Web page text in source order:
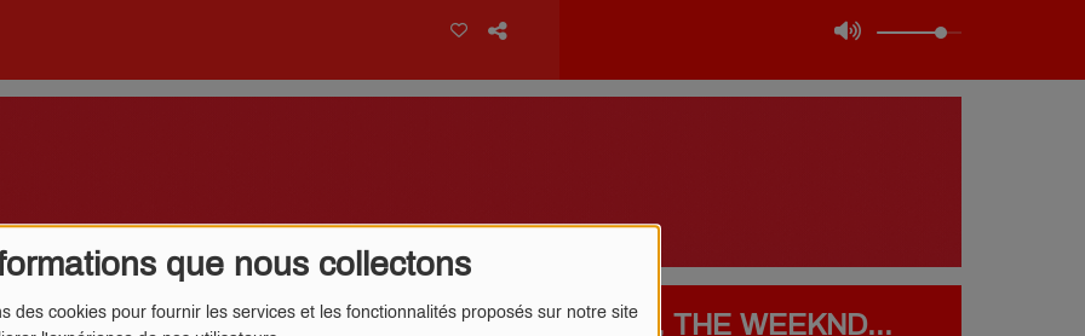
que nous collectons
des cookies pour fournir les services et les fonctionnalités proposés sur notre site
DE LA RENTRÉE 2021 : STROMAE, ZAZ, THE WEEKND...